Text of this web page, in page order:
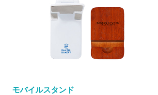
モバイルスタンド